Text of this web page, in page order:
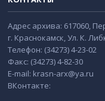
Адрес архива: 617060,
г. Краснокамск, Ул. К.
Телефон: (34273) 4-23-02
Факс: (34273) 4-82-30
E-mail: krasn-arx@ya.ru
ВКонтакте: